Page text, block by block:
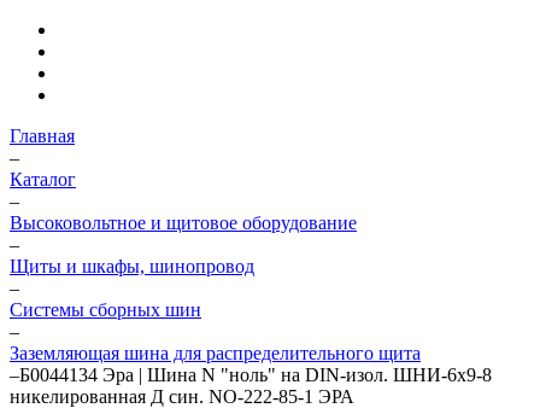
Главная
–
Каталог
–
Высоковольтное и щитовое оборудование
–
Щиты и шкафы, шинопровод
–
Системы сборных шин
–
Заземляющая шина для распределительного щита
–Б0044134 Эра | Шина N "ноль" на DIN-изол. ШНИ-6х9-8
никелированная Д син. NO-222-85-1 ЭРА